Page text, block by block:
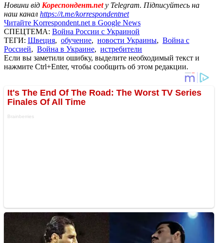
Новини від Кореспондент.netу Telegram. Підписуйтесь на
наш канал https://t.me/korrespondentnet
Читайте Korrespondent.net в Google News
СПЕЦТЕМА: Война России с Украиной
ТЕГИ: Швеция, обучение, новости Украины, Война с
Россией, Война в Украине, истребители
Если вы заметили ошибку, выделите необходимый текст и
нажмите Ctrl+Enter, чтобы сообщить об этом редакции.